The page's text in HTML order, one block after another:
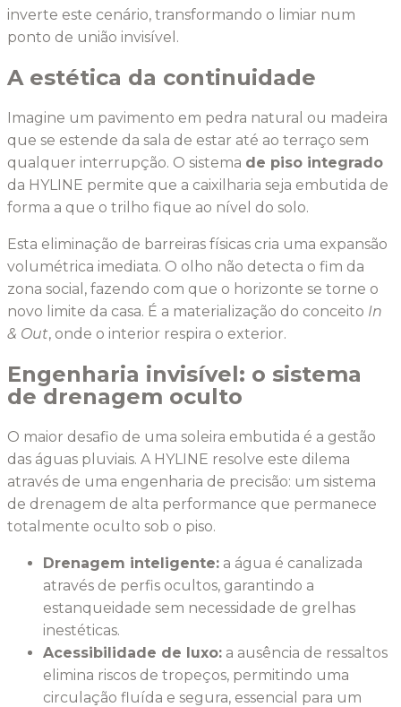
inverte este cenário, transformando o limiar num
ponto de união invisível.
A estética da continuidade
Imagine um pavimento em pedra natural ou madeira
que se estende da sala de estar até ao terraço sem
qualquer interrupção. O sistema de piso integrado
da HYLINE permite que a caixilharia seja embutida de
forma a que o trilho fique ao nível do solo.
Esta eliminação de barreiras físicas cria uma expansão
volumétrica imediata. O olho não detecta o fim da
zona social, fazendo com que o horizonte se torne o
novo limite da casa. É a materialização do conceito In
& Out, onde o interior respira o exterior.
Engenharia invisível: o sistema
de drenagem oculto
O maior desafio de uma soleira embutida é a gestão
das águas pluviais. A HYLINE resolve este dilema
através de uma engenharia de precisão: um sistema
de drenagem de alta performance que permanece
totalmente oculto sob o piso.
Drenagem inteligente: a água é canalizada
através de perfis ocultos, garantindo a
estanqueidade sem necessidade de grelhas
inestéticas.
Acessibilidade de luxo: a ausência de ressaltos
elimina riscos de tropeços, permitindo uma
circulação fluída e segura, essencial para um